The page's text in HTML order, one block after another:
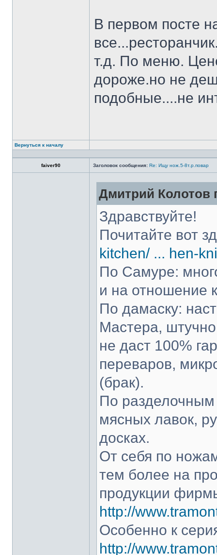
В первом посте
т.д. По меню.
дороже.но не
подобные....не
Вернуться к началу
faiver90 Заголовок сообщения: Re: Ищу нож.5-8т.р.повар
Дмитрий Колотов
Здравствуйте!
Почитайте вот
kitchen/ ... hen-
По Самуре:
и на отношение
По дамаску:
Мастера,
не даст 100%
переваров,
(брак).
По разделочным
мясных лавок,
досках.
От себя по
тем более на
продукции
http://
Особенно к
http://